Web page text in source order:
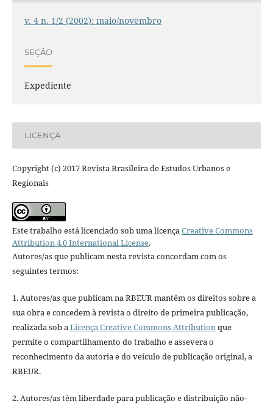
v. 4 n. 1/2 (2002): maio/novembro
SEÇÃO
Expediente
LICENÇA
Copyright (c) 2017 Revista Brasileira de Estudos Urbanos e
Regionais
Este trabalho está licenciado sob uma licençaCreative Commons
Attribution 4.0 International License.
Autores/as que publicam nesta revista concordam com os
seguintes termos:
1. Autores/as que publicam na RBEUR mantêm os direitos sobre a
sua obra e concedem à revista o direito de primeira publicação,
realizada sob aLicença Creative Commons Attributionque
permite o compartilhamento do trabalho e assevera o
reconhecimento da autoria e do veículo de publicação original, a
RBEUR.
2. Autores/as têm liberdade para publicação e distribuição não-